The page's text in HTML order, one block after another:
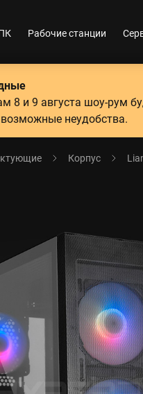
Рабочие станции
8 и 9 августа шоу-рум
неудобства.
Корпус